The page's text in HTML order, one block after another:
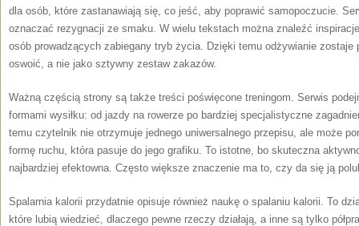
dla osób, które zastanawiają się, co jeść, aby poprawić samopoczucie.
oznaczać rezygnacji ze smaku. W wielu tekstach można znaleźć
osób prowadzących zabiegany tryb życia. Dzięki temu odżywianie
oswoić, a nie jako sztywny zestaw zakazów.
Ważną częścią strony są także treści poświęcone treningom. Serwis
formami wysiłku: od jazdy na rowerze po bardziej specjalistyczne
temu czytelnik nie otrzymuje jednego uniwersalnego przepisu, ale może
formę ruchu, która pasuje do jego grafiku. To istotne, bo skuteczna
najbardziej efektowna. Często większe znaczenie ma to, czy da się ją
Spalarnia kalorii przydatnie opisuje również naukę o spalaniu kalorii. To
które lubią wiedzieć, dlaczego pewne rzeczy działają, a inne są tylko